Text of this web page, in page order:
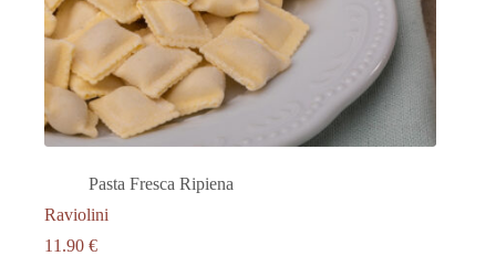
Pasta Fresca Ripiena
Raviolini
11.90 €